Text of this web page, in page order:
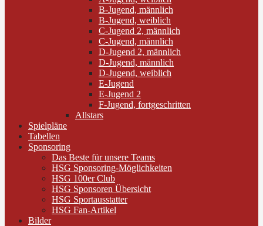
B-Jugend, männlich
B-Jugend, weiblich
C-Jugend 2, männlich
C-Jugend, männlich
D-Jugend 2, männlich
D-Jugend, männlich
D-Jugend, weiblich
E-Jugend
E-Jugend 2
F-Jugend, fortgeschritten
Allstars
Spielpläne
Tabellen
Sponsoring
Das Beste für unsere Teams
HSG Sponsoring-Möglichkeiten
HSG 100er Club
HSG Sponsoren Übersicht
HSG Sportausstatter
HSG Fan-Artikel
Bilder